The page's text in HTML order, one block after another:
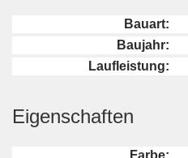
Bauart:
Baujahr:
Laufleistung:
Eigenschaften
Farbe: